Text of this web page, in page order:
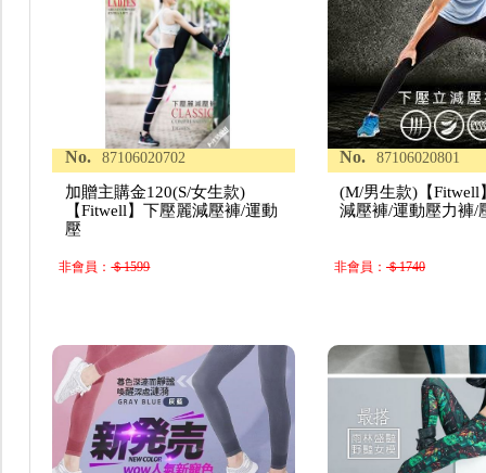
No. 87106020702
加贈主購金120(S/女生款)
【Fitwell】下壓麗減壓褲/運動
壓
非會員：＄1599
No. 87106020801
(M/男生款)【Fitwell
減壓褲/運動壓力褲/
非會員： ＄1740